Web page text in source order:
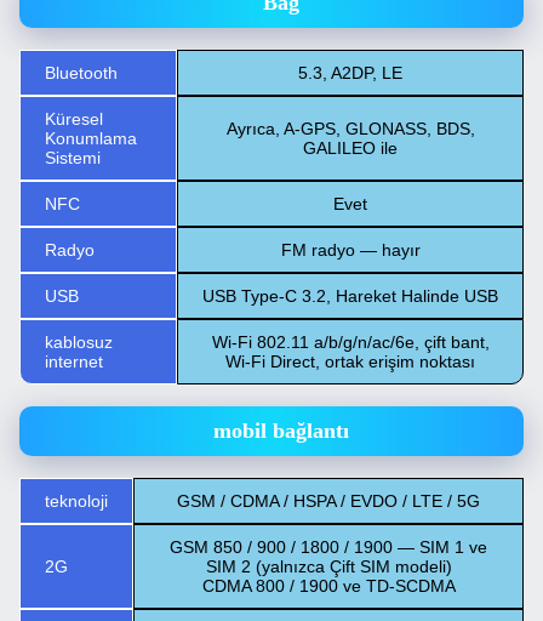
Bluetooth 5.3, A2DP, LE
Küresel
Konumlama
Sistemi
Ayrıca, A-GPS, GLONASS, BDS,
GALILEO ile
NFC Evet
Radyo FM radyo — hayır
USB USB Type-C 3.2, Hareket Halinde USB
kablosuz
internet
Wi-Fi 802.11 a/b/g/n/ac/6e, çift bant,
Wi-Fi Direct, ortak erişim noktası
mobil bağlantı
teknoloji GSM / CDMA / HSPA / EVDO / LTE / 5G
2G
GSM 850 / 900 / 1800 / 1900 — SIM 1 ve
SIM 2 (yalnızca Çift SIM modeli)
CDMA 800 / 1900 ve TD-SCDMA